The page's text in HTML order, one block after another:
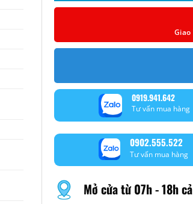
0919.941.642
Tư vấn mua hàng
0902.555.522
Tư vấn mua hàng
Mở cửa từ 07h - 18h